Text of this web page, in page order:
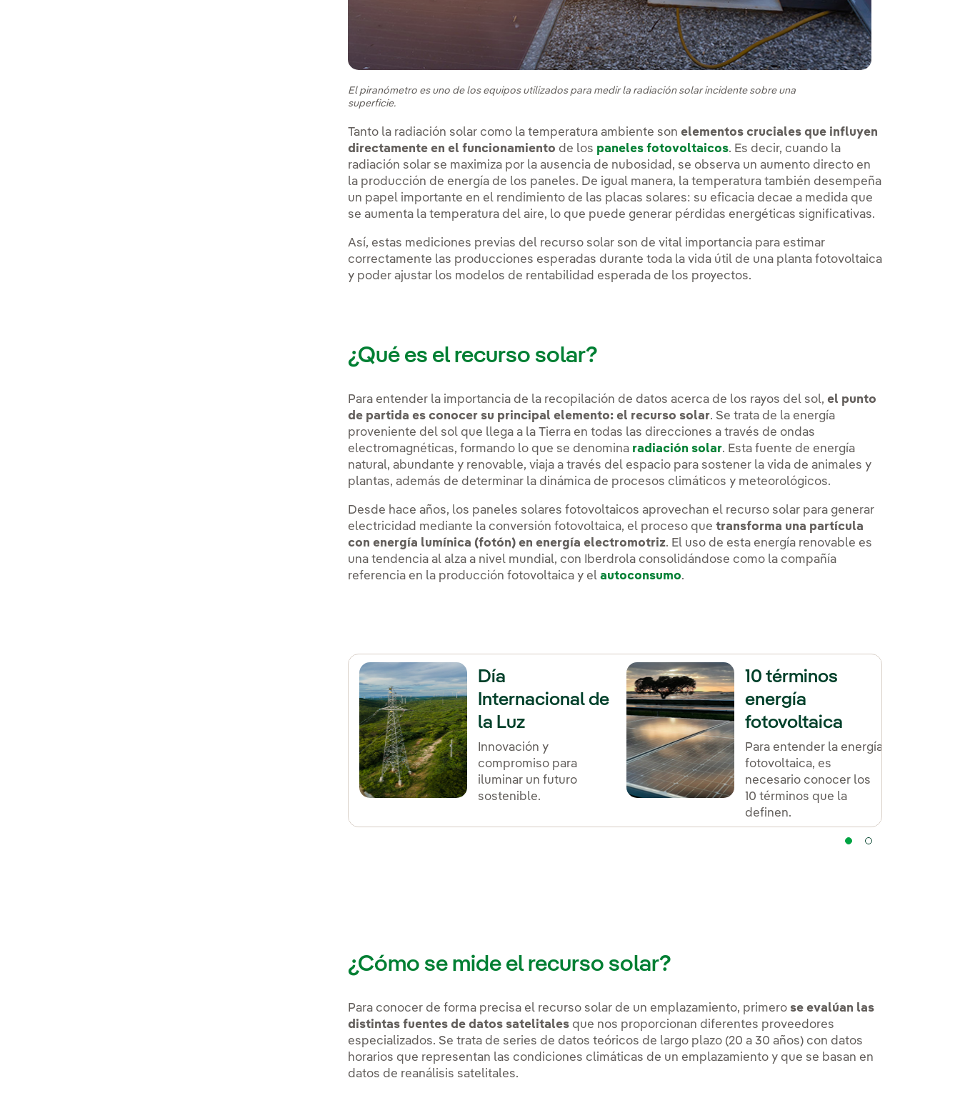
El piranómetro es uno de los equipos utilizados para medir la radiación solar incidente sobre una
superficie.
Tanto la radiación solar como la temperatura ambiente sonelementos cruciales que influyen
directamente en el funcionamiento de los paneles fotovoltaicos. Es decir, cuando la
radiación solar se maximiza por la ausencia de nubosidad, se observa un aumento directo en
la producción de energía de los paneles. De igual manera, la temperatura también desempeña
un papel importante en el rendimiento de las placas solares: su eficacia decae a medida que
se aumenta la temperatura del aire, lo que puede generar pérdidas energéticas significativas.
Así, estas mediciones previas del recurso solar son de vital importancia para estimar
correctamente las producciones esperadas durante toda la vida útil de una planta fotovoltaica
y poder ajustar los modelos de rentabilidad esperada de los proyectos.
¿Qué es el recurso solar?
Para entender la importancia de la recopilación de datos acerca de los rayos del sol,el punto
de partida es conocer su principal elemento: el recurso solar. Se trata de la energía
proveniente del sol que llega a la Tierra en todas las direcciones a través de ondas
electromagnéticas, formando lo que se denomina radiación solar. Esta fuente de energía
natural, abundante y renovable, viaja a través del espacio para sostener la vida de animales y
plantas, además de determinar la dinámica de procesos climáticos y meteorológicos.
Desde hace años, los paneles solares fotovoltaicos aprovechan el recurso solar para generar
electricidad mediante la conversión fotovoltaica, el proceso quetransforma una partícula
con energía lumínica (fotón) en energía electromotriz. El uso de esta energía renovable es
una tendencia al alza a nivel mundial, con Iberdrola consolidándose como la compañía
referencia en la producción fotovoltaica y elautoconsumo.
Día
Internacional de
la Luz
Innovación y
compromiso para
iluminar un futuro
sostenible.
10 términos
energía
fotovoltaica
Para entender la energía
fotovoltaica, es
necesario conocer los
10 términos que la
definen.
¿Cómo se mide el recurso solar?
Para conocer de forma precisa el recurso solar de un emplazamiento, primero se evalúan las
distintas fuentes de datos satelitales que nos proporcionan diferentes proveedores
especializados. Se trata de series de datos teóricos de largo plazo (20 a 30 años) con datos
horarios que representan las condiciones climáticas de un emplazamiento y que se basan en
datos de reanálisis satelitales.